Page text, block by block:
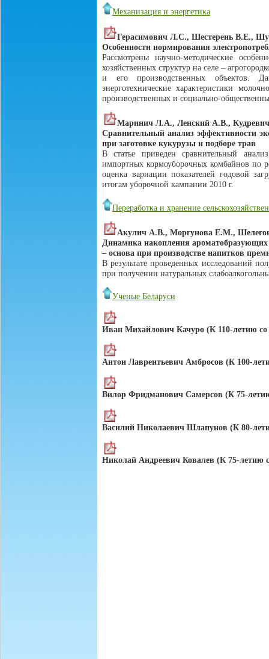
Механизация и энергетика
Герасимович Л.С., Шестерень В.Е.,
Особенности нормирования
Рассмотрены научно-методические
хозяйственных структур на селе –
и его производственных объектов.
энерготехнические характеристики
производственных и социально-
Маринич Л.А., Ленский А.В.,
Сравнительный анализ эффективности
при заготовке кукурузы и подборе трав
В статье приведен сравнительный
импортных кормоуборочных комбайнов по
оценка вариации показателей годовой
итогам уборочной кампании 2010 г.
Переработка и хранение
Акулич А.В., Моргунова Е.М.,
Динамика накопления
– основа при производстве напитков
В результате проведенных исследований
при получении натуральных
Ученые Беларуси
Иван Михайлович Качуро (К 110-летию
Антон Лаврентьевич Амбросов (К 100-
Вилор Фридманович Самерсов (К 75-
Василий Николаевич Шлапунов (К 80-
Николай Андреевич Ковалев (К 75-летию